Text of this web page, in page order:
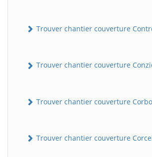
Trouver chantier couverture
Trouver chantier couverture
Trouver chantier couverture
Trouver chantier couverture
Assistant en ligne